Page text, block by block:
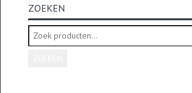
ZOEKEN
Zoeken
naar: